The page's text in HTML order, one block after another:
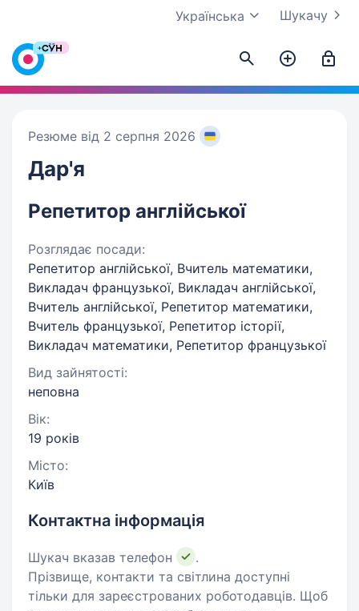
Шукачу
Українська
Резюме від 2 серпня 2026
Дар'я
Репетитор англійської
Розглядає посади:
Репетитор англійської, Вчитель математики,
Викладач французької, Викладач англійської,
Вчитель англійської, Репетитор математики,
Вчитель французької, Репетитор історії,
Викладач математики, Репетитор французької
Вид зайнятості:
неповна
Вік:
19 років
Місто:
Київ
Контактна інформація
Шукач вказав телефон
.
Прізвище, контакти та світлина доступні
тільки для зареєстрованих роботодавців. Щоб